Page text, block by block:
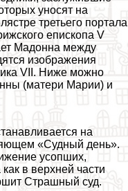
уносят на
третьего портала
епископа V
Мадонна между
изображения
VII. Ниже можно
(матери Марии) и
на
«Судный день».
усопших,
в верхней части
Страшный суд.